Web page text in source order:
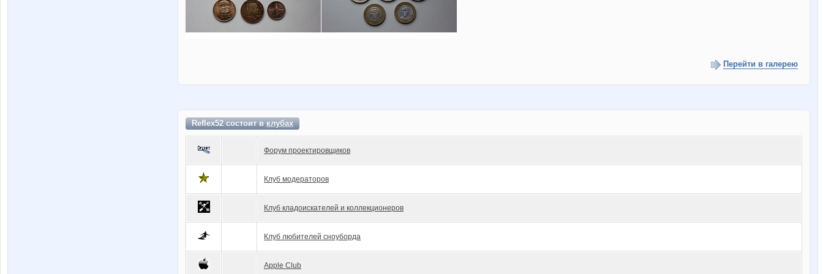
Перейти в галерею
Reflex52 состоит вклубах
Форум проектировщиков
Клуб модераторов
Клуб кладоискателей и коллекционеров
Клуб любителей сноуборда
Apple Club